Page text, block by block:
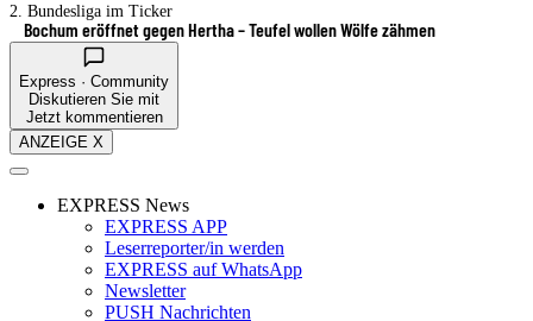
2. Bundesliga im Ticker
Bochum eröffnet gegen Hertha – Teufel wollen Wölfe zähmen
Express · Community
Diskutieren Sie mit
Jetzt kommentieren
ANZEIGE X
EXPRESS News
EXPRESS APP
Leserreporter/in werden
EXPRESS auf WhatsApp
Newsletter
PUSH Nachrichten